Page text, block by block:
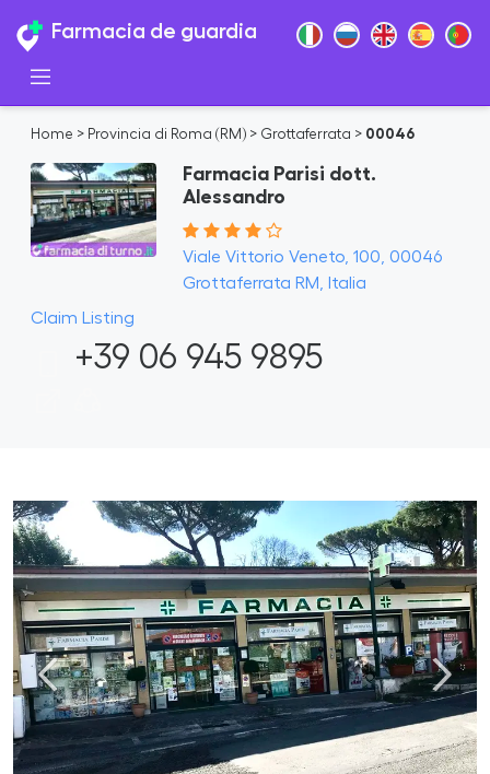
Farmacia de guardia
Home > Provincia di Roma (RM) > Grottaferrata > 00046
Farmacia Parisi dott.
Alessandro
Viale Vittorio Veneto, 100, 00046
Grottaferrata RM, Italia
Claim Listing
+39 06 945 9895